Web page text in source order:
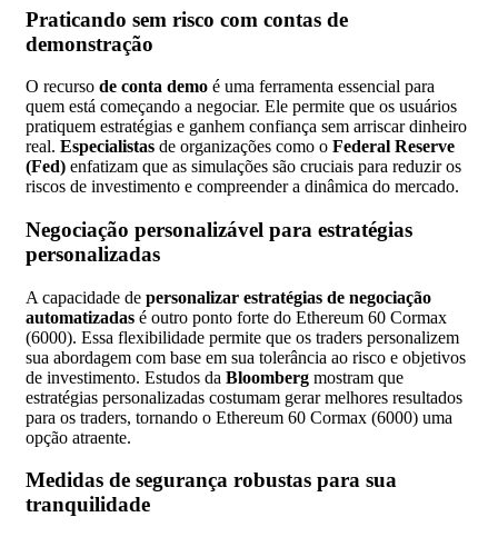
Praticando sem risco com contas de
demonstração
O recurso de conta demo é uma ferramenta essencial para
quem está começando a negociar. Ele permite que os usuários
pratiquem estratégias e ganhem confiança sem arriscar dinheiro
real. Especialistas de organizações como o Federal Reserve
(Fed) enfatizam que as simulações são cruciais para reduzir os
riscos de investimento e compreender a dinâmica do mercado.
Negociação personalizável para estratégias
personalizadas
A capacidade de personalizar estratégias de negociação
automatizadas é outro ponto forte do Ethereum 60 Cormax
(6000). Essa flexibilidade permite que os traders personalizem
sua abordagem com base em sua tolerância ao risco e objetivos
de investimento. Estudos da Bloomberg mostram que
estratégias personalizadas costumam gerar melhores resultados
para os traders, tornando o Ethereum 60 Cormax (6000) uma
opção atraente.
Medidas de segurança robustas para sua
tranquilidade